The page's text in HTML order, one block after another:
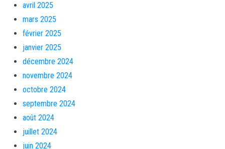
avril 2025
mars 2025
février 2025
janvier 2025
décembre 2024
novembre 2024
octobre 2024
septembre 2024
août 2024
juillet 2024
juin 2024